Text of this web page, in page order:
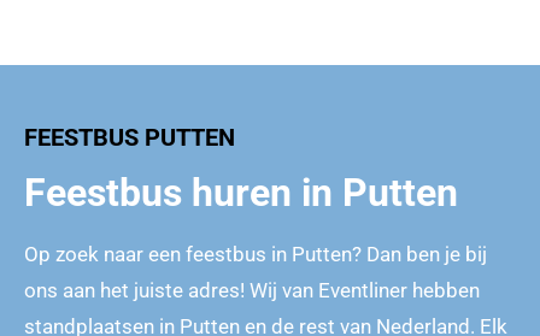
FEESTBUS PUTTEN
Feestbus huren in Putten
Op zoek naar een feestbus in Putten? Dan ben je bij
ons aan het juiste adres! Wij van Eventliner hebben
standplaatsen in Putten en de rest van Nederland. Elk